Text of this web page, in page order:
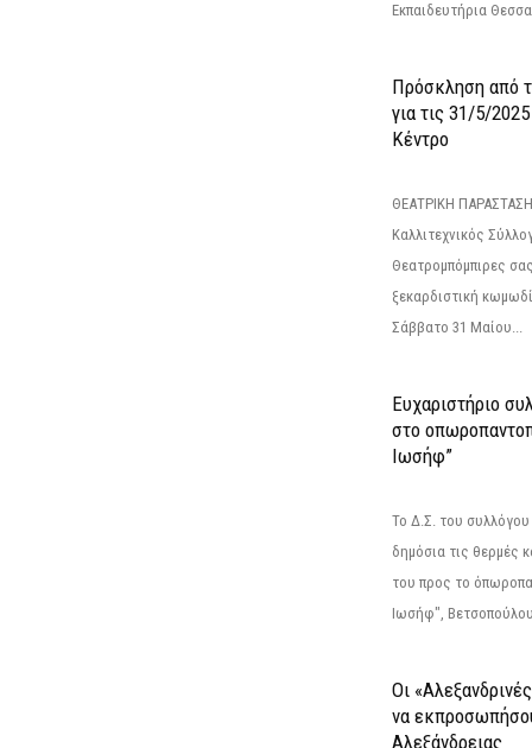
Εκπαιδευτήρια
Πρόσκληση από
για τις 31/5/
Κέντρο
ΘΕΑΤΡΙΚΗ ΠΑΡΑΣΤΑΣΗ
Καλλιτεχνικός
Θεατρομπόμπιρες
ξεκαρδιστική
Σάββατο 31 Μαίου...
Ευχαριστήριο
στο
Ιωσήφ”
Το Δ.Σ. του
δημόσια τις θερμές
του προς το
Ιωσήφ",
Οι
να
Αλεξάνδρειας